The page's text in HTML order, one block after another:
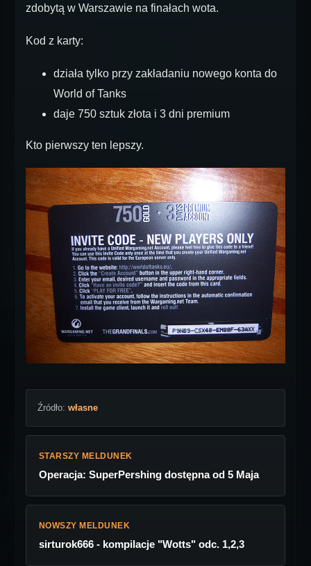
zdobytą w Warszawie na finałach wota.
Kod z karty:
działa tylko przy zakładaniu nowego konta do
World of Tanks
daje 750 sztuk złota i 3 dni premium
Kto pierwszy ten lepszy.
Źródło: własne
STARSZY MELDUNEK
Operacja: SuperPershing dostępna od 5 Maja
NOWSZY MELDUNEK
sirturok666 - kompilacje "Wotts" odc. 1,2,3